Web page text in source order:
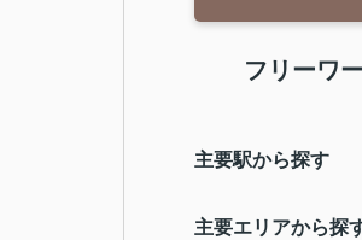
フリーワ
主要駅から探す
主要エリアから探